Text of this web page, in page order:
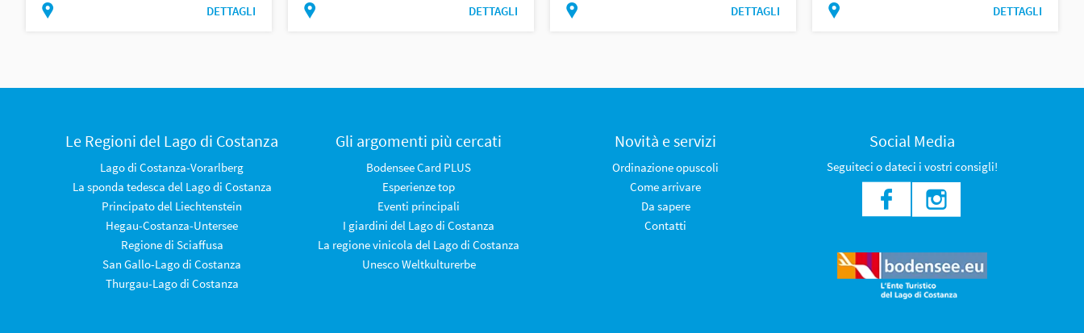
DETTAGLI DETTAGLI DETTAGLI DETTAGLI
Le Regioni del Lago di Costanza
Lago di Costanza-Vorarlberg
La sponda tedesca del Lago di Costanza
Principato del Liechtenstein
Hegau-Costanza-Untersee
Regione di Sciaffusa
San Gallo-Lago di Costanza
Thurgau-Lago di Costanza
Gli argomenti più cercati
Bodensee Card PLUS
Esperienze top
Eventi principali
I giardini del Lago di Costanza
La regione vinicola del Lago di Costanza
Unesco Weltkulturerbe
Novità e servizi
Ordinazione opuscoli
Come arrivare
Da sapere
Contatti
Social Media
Seguiteci o dateci i vostri consigli!